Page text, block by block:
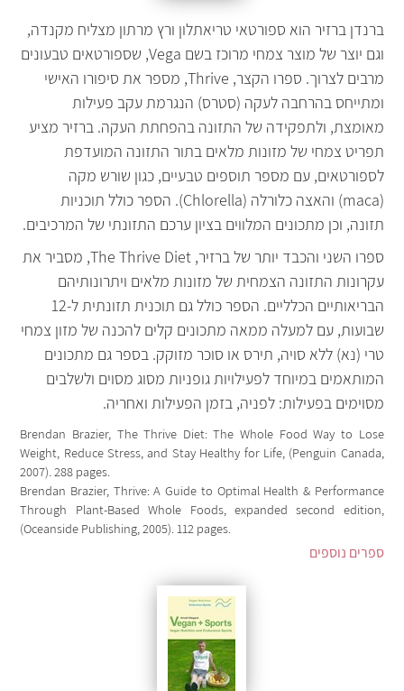
ברנדן ברזיר הוא ספורטאי טריאתלון ורץ מרתון מצליח מקנדה,
וגם יוצר של מוצר צמחי מרוכז בשם Vega, שספורטאים טבעונים
מרבים לצרוך. ספרו הקצר, Thrive, מספר את סיפורו האישי
ומתייחס בהרחבה לעקה (סטרס) הנגרמת עקב פעילות
מאומצת, ולתפקידה של התזונה בהפחתת העקה. ברזיר מציע
תפריט צמחי של מזונות מלאים בתור התזונה המועדפת
לספורטאים, עם מספר תוספים טבעיים, כגון שורש מקה
(maca) והאצה כלורלה (Chlorella). הספר כולל תוכניות
תזונה, וכן מתכונים המלווים בציון ערכם התזונתי של המרכיבים.
ספרו השני והכבד יותר של ברזיר, The Thrive Diet, מסביר את
עקרונות התזונה הצמחית של מזונות מלאים ויתרונותיהם
הבריאותיים הכלליים. הספר כולל גם תוכנית תזונתית ל-12
שבועות, עם למעלה ממאה מתכונים קלים להכנה של מזון צמחי
טרי (נא) ללא סויה, תירס או סוכר מזוקק. בספר גם מתכונים
המותאמים במיוחד לפעילויות גופניות מסוג מסוים ולשלבים
מסוימים בפעילות: לפניה, בזמן הפעילות ואחריה.
Brendan Brazier, The Thrive Diet: The Whole Food Way to Lose
Weight, Reduce Stress, and Stay Healthy for Life, (Penguin Canada,
2007). 288 pages.
Brendan Brazier, Thrive: A Guide to Optimal Health & Performance
Through Plant-Based Whole Foods, expanded second edition,
(Oceanside Publishing, 2005). 112 pages.
ספרים נוספים